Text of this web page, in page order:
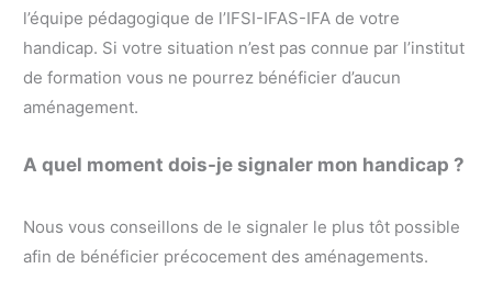
l’équipe pédagogique de l’IFSI-IFAS-IFA de votre
handicap. Si votre situation n’est pas connue par l’institut
de formation vous ne pourrez bénéficier d’aucun
aménagement.
A quel moment dois-je signaler mon handicap ?
Nous vous conseillons de le signaler le plus tôt possible
afin de bénéficier précocement des aménagements.